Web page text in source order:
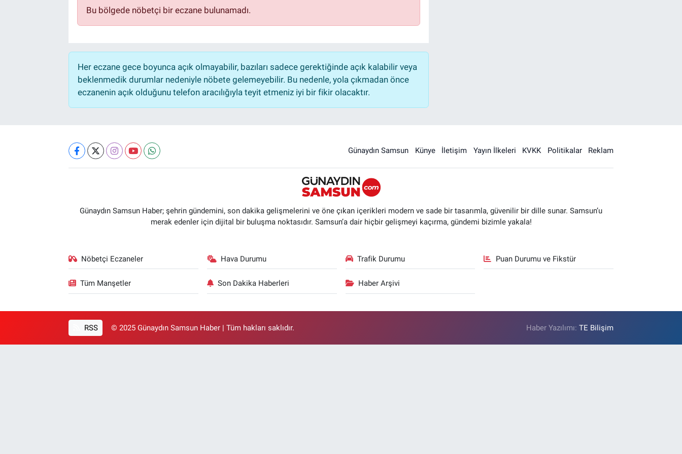
Bu bölgede nöbetçi bir eczane bulunamadı.
Her eczane gece boyunca açık olmayabilir, bazıları sadece gerektiğinde açık kalabilir veya
beklenmedik durumlar nedeniyle nöbete gelemeyebilir. Bu nedenle, yola çıkmadan önce
eczanenin açık olduğunu telefon aracılığıyla teyit etmeniz iyi bir fikir olacaktır.
Günaydın Samsun Künye İletişim Yayın İlkeleri KVKK Politikalar Reklam
Günaydın Samsun Haber; şehrin gündemini, son dakika gelişmelerini ve öne çıkan içerikleri modern ve sade bir tasarımla, güvenilir bir dille sunar. Samsun’u
merak edenler için dijital bir buluşma noktasıdır. Samsun’a dair hiçbir gelişmeyi kaçırma, gündemi bizimle yakala!
Nöbetçi Eczaneler Hava Durumu Trafik Durumu Puan Durumu ve Fikstür
Tüm Manşetler Son Dakika Haberleri Haber Arşivi
RSS © 2025 Günaydın Samsun Haber | Tüm hakları saklıdır. Haber Yazılımı:TE Bilişim